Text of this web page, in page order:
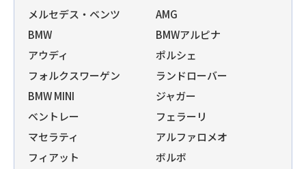
メルセデス・ベンツ
AMG
BMW
BMWアルピナ
アウディ
ポルシェ
フォルクスワーゲン
ランドローバー
BMW MINI
ジャガー
ベントレー
フェラーリ
マセラティ
アルファロメオ
フィアット
ボルボ